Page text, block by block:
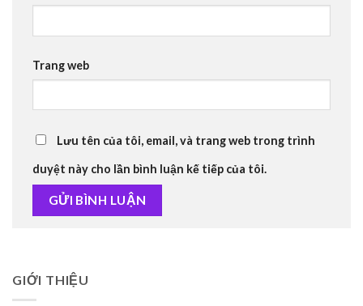
Trang web
Lưu tên của tôi, email, và trang web trong trình
duyệt này cho lần bình luận kế tiếp của tôi.
GIỚI THIỆU